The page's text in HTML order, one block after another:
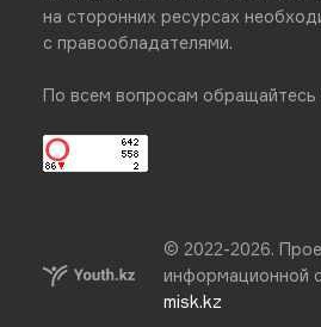
на сторонних ресурсах
с правообладателями.
По всем вопросам обращайтесь
© 2022-2026.
информационной
misk.kz